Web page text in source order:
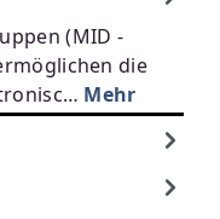
(MID -
die
Mehr